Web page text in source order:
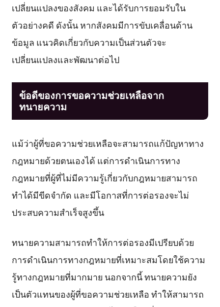
เปลี่ยนแปลงของสังคม และได้รับการยอมรับใน
ตัวอย่างคดี ดังนั้น หากสังคมมีการขับเคลื่อนด้าน
ข้อมูล แนวคิดเกี่ยวกับความเป็นส่วนตัวจะ
เปลี่ยนแปลงและพัฒนาต่อไป
ข้อดีของการขอความช่วยเหลือจาก
ทนายความ
แม้ว่าผู้ที่ขอความช่วยเหลือจะสามารถแก้ปัญหาทาง
กฎหมายด้วยตนเองได้ แต่การดำเนินการทาง
กฎหมายที่ผู้ที่ไม่มีความรู้เกี่ยวกับกฎหมายสามารถ
ทำได้มีขีดจำกัด และมีโอกาสที่การต่อรองจะไม่
ประสบความสำเร็จสูงขึ้น
ทนายความสามารถทำให้การต่อรองมีเปรียบด้วย
การดำเนินการทางกฎหมายที่เหมาะสมโดยใช้ความ
รู้ทางกฎหมายที่มากมาย นอกจากนี้ ทนายความยัง
เป็นตัวแทนของผู้ที่ขอความช่วยเหลือ ทำให้สามารถ